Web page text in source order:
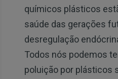
químicos plásticos
saúde das gerações
desregulação
Todos nós podemos
poluição por plásticos